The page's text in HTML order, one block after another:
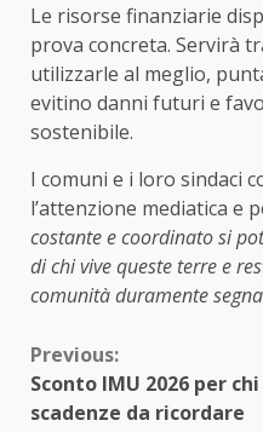
Le risorse finanziarie
prova concreta. Servirà
utilizzarle al meglio,
evitino danni futuri e
sostenibile.
I comuni e i loro sindaci
l’attenzione mediatica e
costante e coordinato si
di chi vive queste terre e
comunità duramente
Continue
Reading
Previous:
Sconto IMU 2026 per
scadenze da ricordare